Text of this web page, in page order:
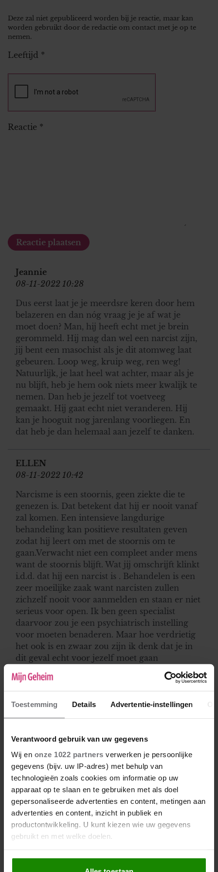
Toestemming Details Advertentie-instellingen
Verantwoord gebruik van uw gegevens
Wij en onze 1022 partners verwerken je persoonlijke
gegevens (bijv. uw IP-adres) met behulp van
technologieën zoals cookies om informatie op uw
apparaat op te slaan en te gebruiken met als doel
gepersonaliseerde advertenties en content, metingen aan
advertenties en content, inzicht in publiek en
productontwikkeling. U kunt kiezen wie uw gegevens
gebruikt en met welke doelen.
Als u het toestaat, willen we ook graag:
Deze zal niet gepubliceerd worden bij je reactie, maar kan
worden gebruikt door de redactie om contact met je op te
nemen.
Leeftijd *
Reactie *
Jeannie
08-11-2022 10:28
Dus eerst laat je je meerdsre keren door hem
belazeren en dan nóg vraag je je af wat je
moet doen? Man, hij heeft echt met je brein
gerommeld. Hij mag dan wel een narcist zijn,
jij bent een masochist als je dit atomweg laat
gebeuren. Loop weg, kruip weg, ren weg!
Natuurlijk, je laat heel wat achter, maar als je
nu blijft, heb je hem ook niets meer kwalijk te
nemen. Dan heb je jezelf tot voetveeg
gemaakt. Hij gaat echt niet veranderen. Hij
kan je hooguit nog jarenlang voorliegen. En
dat heb je dan helemaal aan jezelf te danken.
ELLEN
08-11-2022 10:42
Narcisme is een stoornis, geen ziekte die te
genezen is. Dat betekent dat hij er nooit vanaf
zal komen. Een intensieve langdurige
behandeling kan positieve resultaten geven
zodat hij leert om met de stoornis om te
gaan.Verwacht niet een compleet ander mens
want de stoornis blijft. Wat jij omschrijft klinkt
i.d.d. dat hij een narcist is . Behandelen is een
zeer moeilijke zaak want narcisten zullen
zichzelf nooit voor aanmelden en staan er niet
serieus voor open. Ik ben geen specialist
daarvoor zou je een psychiatrisch instelling
voor moeten benaderen. Maar hoe verdrietig
het ook is en zwaar zou zijn ik denk dat je in
dit geval echt voor jezelf moet gaan
kiezen.Heb geen hoop. Ik snap het is zwaar en
zoek daarbij hulp. Onthoud dat je vast na
eennaantal jaren denkt "waarom ben ik nooit
eerder bij hem weggegaan" Ik hoop dat je nog
eens een keer wat van je laat horen want leven
proces.Sterkte!
Roos
08-11-2022 22:15
Ik ben er niet trots op, maar ik was ooit de
minnares van zo’n man. Thuis was het een en
al ellende als ik hem moest geloven. Hij had
geen seks meer, kreeg geen liefde, werd
zielig allemaal. Ook vertelde hij me dat hij